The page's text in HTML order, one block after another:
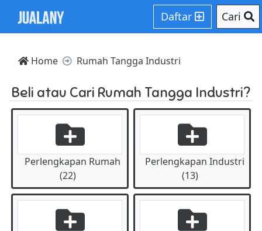
Daftar Cari
Home Rumah Tangga Industri
Beli atau Cari Rumah Tangga Industri?
Perlengkapan Rumah
(22)
Perlengkapan Industri
(13)